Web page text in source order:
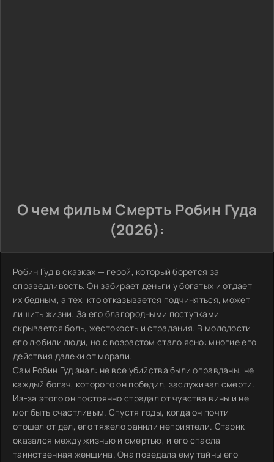
О чем фильм Смерть Робин Гуда
(2026):
Робин Гуд в сказках — герой, который борется за
справедливость. Он забирает деньги у богатых и отдает
их бедным, а тех, кто отказывается подчиняться, может
лишить жизни. За его благородными поступками
скрывается боль, жестокость и страдания. В молодости
его любили люди, но с возрастом стало ясно: многие его
действия далеки от морали.
Сам Робин Гуд знал: не все убийства были оправданы, не
каждый богач, которого он победил, заслуживал смерти.
Из-за этого он постоянно страдал от чувства вины и не
мог быть счастливым. Спустя годы, когда он почти
отошел от дел, его тяжело ранили неприятели. Старик
оказался между жизнью и смертью, и его спасла
таинственная женщина. Она поведала ему тайны его